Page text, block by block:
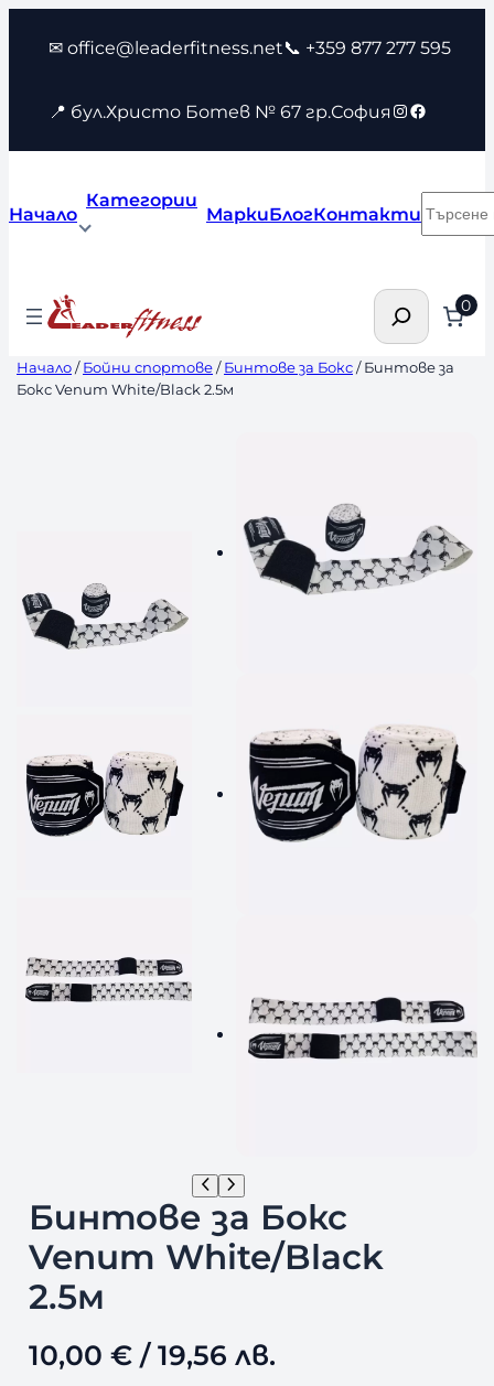
съдържанието
✉ office@leaderfitness.net📞 +359 877 277 595
📍 бул.Христо Ботев № 67 гр.София Instagram
Facebook
Начало
Категории
МаркиБлогКонтакти
Търсене 0
Начало/Бойни спортове/Бинтове за Бокс/ Бинтове за
Бокс Venum White/Black 2.5м
Бинтове за Бокс
Venum White/Black
2.5м
10,00 €/ 19,56 лв.